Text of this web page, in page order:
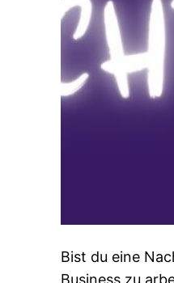
Bist du eine
Business zu